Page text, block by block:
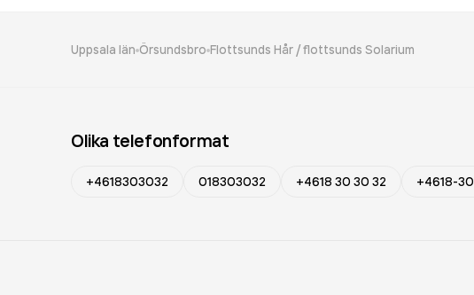
Uppsala län Örsundsbro Flottsunds Hår / flottsunds Solarium
Olika telefonformat
+4618303032 018303032 +4618 30 30 32 +4618-